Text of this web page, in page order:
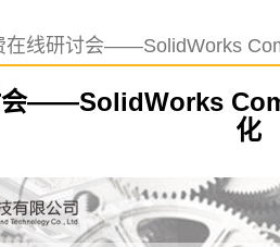
在线研讨会——SolidWorks
会——SolidWorks
化